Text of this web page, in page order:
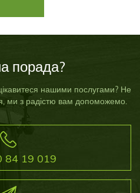
порада?
нашими послугами? Не
ми з радістю вам допоможемо.
84 19 019